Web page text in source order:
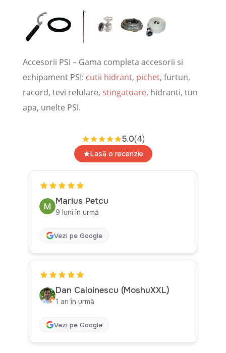
Accesorii PSI – Gama completa accesorii si
echipament PSI: cutii hidrant, pichet, furtun,
racord, tevi refulare, stingatoare, hidranti, tun
apa, unelte PSI.